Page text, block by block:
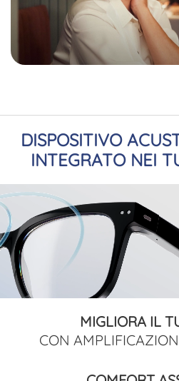
DISPOSITIVO
INTEGRATO NEI
MIGLIORA IL
CON